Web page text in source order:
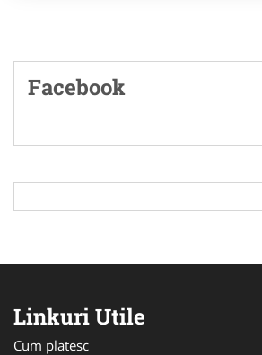
Facebook
Linkuri Utile
Cum platesc